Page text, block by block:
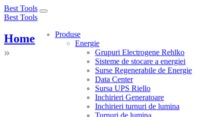
Best Tools
Toggle
Best Tools
Produse
Energie
Grupuri Electrogene Rehlko
Sisteme de stocare a energiei
Surse Regenerabile de Energie
Data Center
Sursa UPS Riello
Inchirieri Generatoare
Inchirieri turnuri de lumina
Turnuri de lumina
Home
»